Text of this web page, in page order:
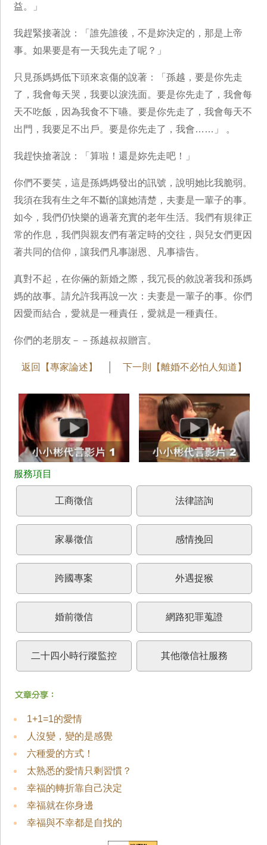
益。」
我趕緊接著說：「誰先誰後，不是妳決定的，那是上帝
事。如果要是有一天我先走了呢？」
只見孫媽媽低下頭來哀傷的說著：「孫越，要是你先走
了，我會每天哭，我要以淚洗面。要是你先走了，我會每
天不吃飯，因為我食不下嚥。要是你先走了，我會每天不
出門，我要足不出戶。要是你先走了，我會……」 。
我趕快搶著說：「算啦！還是妳先走吧！」
你們不要笑，這是孫媽媽發出的訊號，說明她比我脆弱。
我須在我有生之年不斷的讓她清楚，夫妻是一輩子的事。
如今，我們仍快樂的過著充實的老年生活。我們有規律正
常的作息，我們與親友們有著定時的交往，與兒女們更因
著共同的信仰，讓我們凡事謝恩、凡事禱告。
真對不起，在你倆的新婚之際，我冗長的敘說著我和孫媽
媽的故事。請允許我再說一次：夫妻是一輩子的事。你們
因愛而結合，愛就是一種責任，愛就是一種責任。
你們的老朋友－－孫越叔叔贈言。
返回【專家論述】 下一則【離婚不必怕人知道】
工商徵信 法律諮詢
家暴徵信 感情挽回
跨國專案 外遇捉猴
婚前徵信 網路犯罪蒐證
二十四小時行蹤監控 其他徵信社服務
1+1=1的愛情
人沒變，變的是感覺
六種愛的方式！
太熟悉的愛情只剩習慣？
幸福的轉折靠自己決定
幸福就在你身邊
幸福與不幸都是自找的